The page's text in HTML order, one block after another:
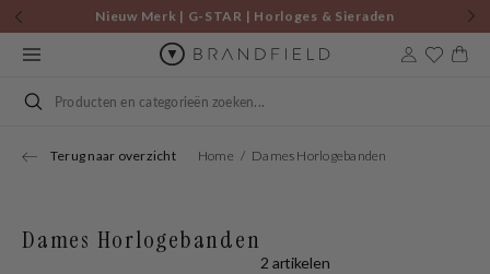
Skip to
content
Nieuw Merk | G-STAR | Horloges & Sieraden
Cart
Search
Terug naar overzicht Home Dames Horlogebanden
Dames Horlogebanden
2 artikelen